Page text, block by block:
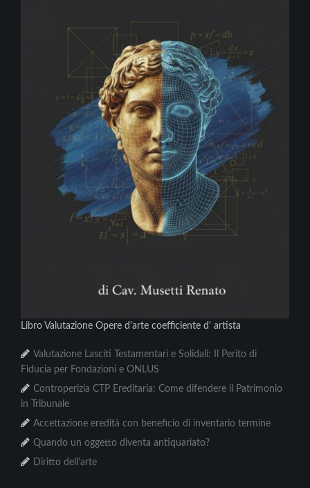
Libro Valutazione Opere d'arte coefficiente d' artista
Valutazione Lasciti Testamentari e Solidali: Il Perito di
Fiducia per Fondazioni e ONLUS
Controperizia CTP Ereditaria: Come difendere il Patrimonio
in Tribunale
Accettazione eredità con beneficio di inventario termine
Quando un oggetto diventa antiquariato?
Diritto dell’arte